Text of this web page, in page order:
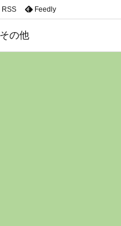
その他
RSS Feedly